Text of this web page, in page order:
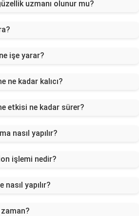
uzmanı olunur mu?
işe yarar?
ne kadar kalıcı?
etkisi ne kadar sürer?
nasıl yapılır?
işlemi nedir?
yapılır?